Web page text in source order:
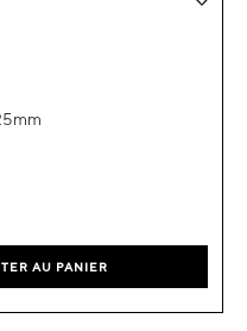
AU PANIER